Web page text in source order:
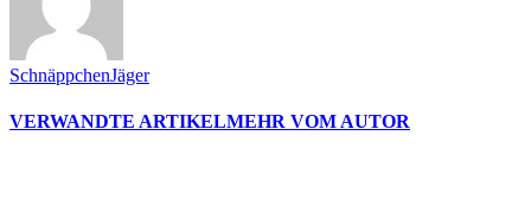
SchnäppchenJäger
VERWANDTE ARTIKELMEHR VOM AUTOR